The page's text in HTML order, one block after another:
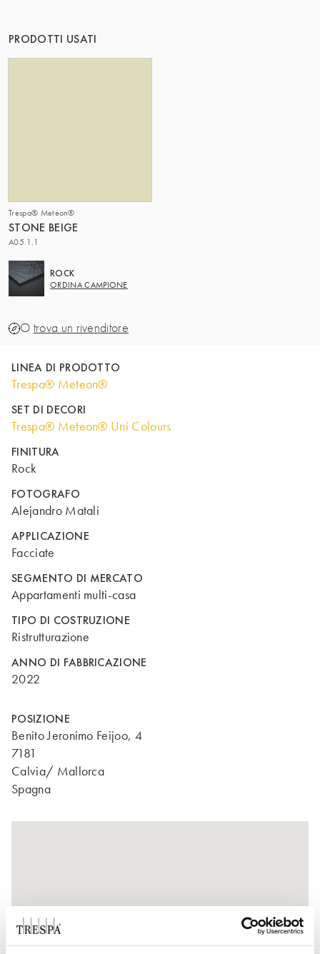
PRODOTTI USATI
Trespa® Meteon®
STONE BEIGE
A05.1.1
ROCK
ORDINA CAMPIONE
O trova un rivenditore
LINEA DI PRODOTTO
Trespa® Meteon®
SET DI DECORI
Trespa® Meteon® Uni Colours
FINITURA
Rock
FOTOGRAFO
Alejandro Matali
APPLICAZIONE
Facciate
SEGMENTO DI MERCATO
Appartamenti multi-casa
TIPO DI COSTRUZIONE
Ristrutturazione
ANNO DI FABBRICAZIONE
2022
POSIZIONE
Benito Jeronimo Feijoo, 4
7181
Calvia/ Mallorca
Spagna